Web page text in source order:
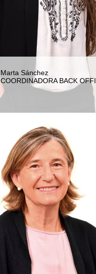
Marta Sánchez
COORDINADORA BACK